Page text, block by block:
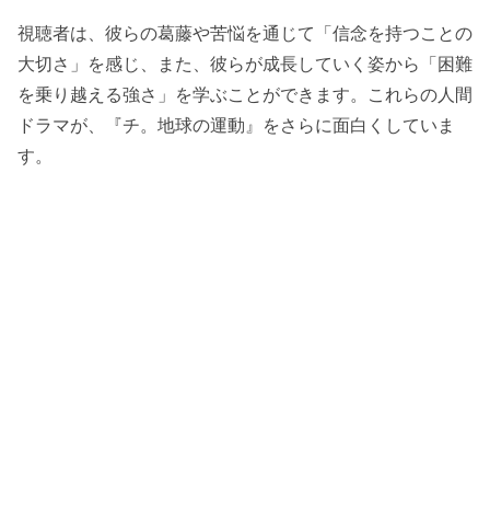
視聴者は、彼らの葛藤や苦悩を通じて「信念を持つことの
大切さ」を感じ、また、彼らが成長していく姿から「困難
を乗り越える強さ」を学ぶことができます。これらの人間
ドラマが、『チ。地球の運動』をさらに面白くしていま
す。